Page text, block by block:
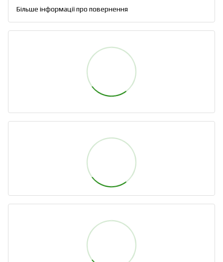
Більше інформації про повернення